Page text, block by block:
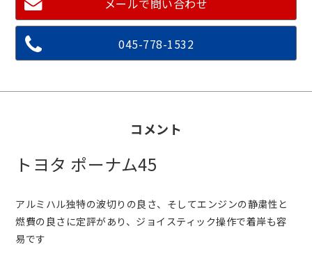
メールで問い合わせ
045-778-1532
コメント
トヨタ ポーナム45
アルミハル独特の波切りの良さ、そしてエンジンの静粛性と
燃費の良さに定評があり、ジョイスティック操作で着岸も容
易です